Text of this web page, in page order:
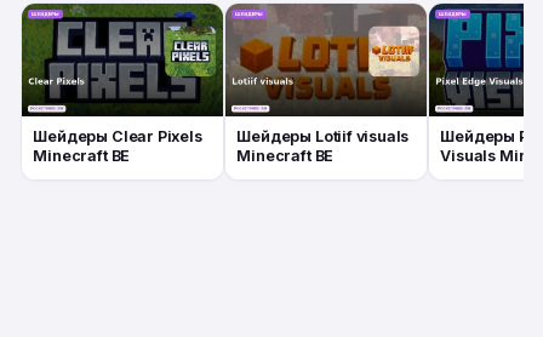
Шейдеры Clear Pixels
Minecraft BE
Шейдеры Lotiif visuals
Minecraft BE
Шейдеры
Visuals